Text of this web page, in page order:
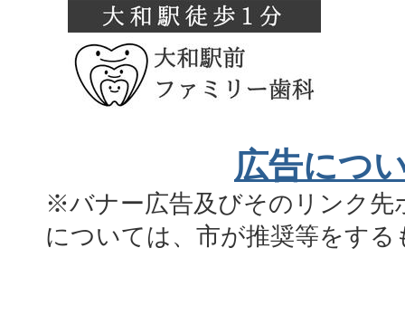
広告につ
※バナー広告及びそのリンク先
については、市が推奨等をす